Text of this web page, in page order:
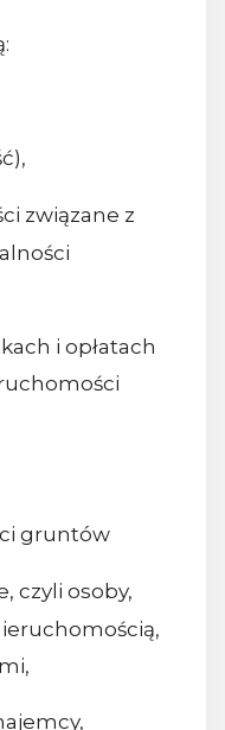
związane z
i opłatach
gruntów
czyli osoby,